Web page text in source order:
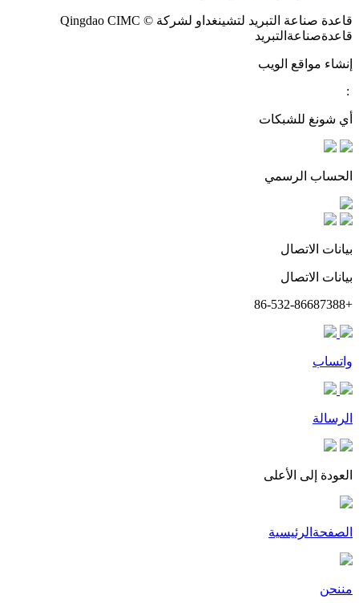
قاعدة صناعة التبريد لتشينغداو لشركة © Qingdao CIMC
قاعدةصناعةالتبريد
إنشاء مواقع الويب
:
أي شونغ للشبكات
الحساب الرسمي
بيانات الاتصال
بيانات الاتصال
+86-532-86687388
واتساب
الرسالة
العودة إلى الأعلى
الصفحةالرئيسية
مننحن